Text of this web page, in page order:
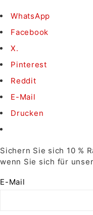
WhatsApp
Facebook
X.
Pinterest
Reddit
E-Mail
Drucken
Sichern Sie sich 10 %
wenn Sie sich für
E-Mail